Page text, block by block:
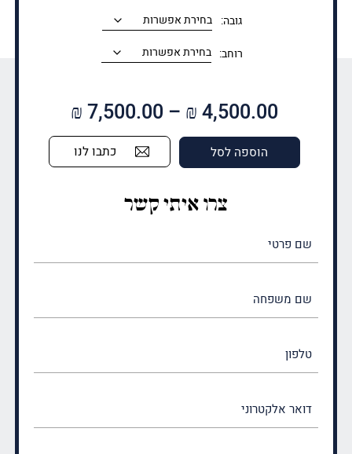
גובה:
רוחב:
₪4,500.00
–
₪7,500.00
מחירים:
הוספה לסל כתבו לנו
צרו איתי קשר
(חובה)
(חובה)